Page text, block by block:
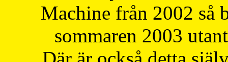
Machine från 2002 så
sommaren 2003